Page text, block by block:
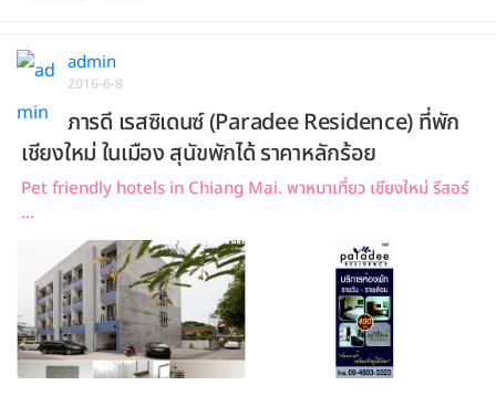
admin
2016-6-8
ภารดี เรสซิเดนซ์ (Paradee Residence) ที่พัก
เชียงใหม่ ในเมือง สุนัขพักได้ ราคาหลักร้อย
Pet friendly hotels in Chiang Mai. พาหมาเที่ยว เชียงใหม่ รีสอร์
...